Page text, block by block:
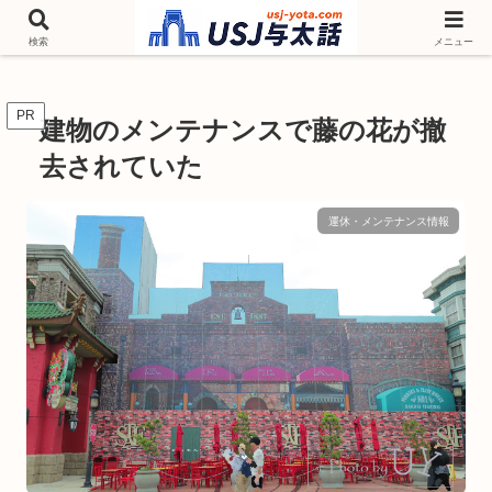
チケットやシーズンイベント ニンテンドーワールド アトラクションなどユニ
バを歩いて情報収集しています
PR 建物のメンテナンスで藤の花が撤
去されていた
運休・メンテナンス情報
検索 メニュー